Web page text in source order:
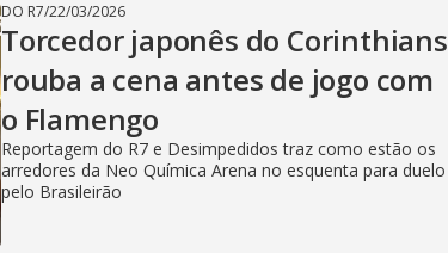
DO R7/22/03/2026
Torcedor japonês do Corinthians
rouba a cena antes de jogo com
o Flamengo
Reportagem do R7 e Desimpedidos traz como estão os
arredores da Neo Química Arena no esquenta para duelo
pelo Brasileirão